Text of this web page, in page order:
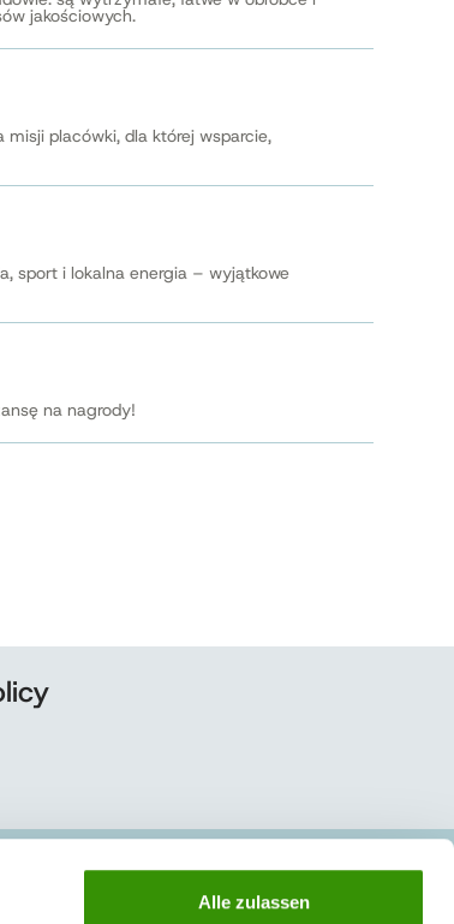
Alle zulassen
jakościowych.
misji placówki, dla której wsparcie,
sport i lokalna energia – wyjątkowe
na nagrody!